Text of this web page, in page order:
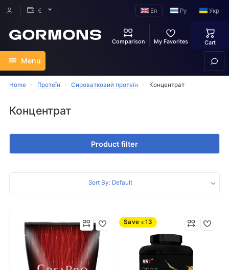
€ Укр
Ру
En
Comparison My Favorites Cart
Menu
Home Протеїн Сироватковий протеїн Концентрат
Концентрат
Product filter
Sort By: Default
Save € 13